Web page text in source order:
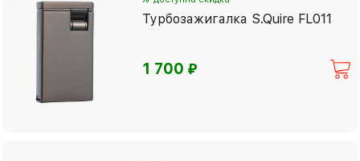
Турбозажигалка S.Quire FL011
1 700⃏